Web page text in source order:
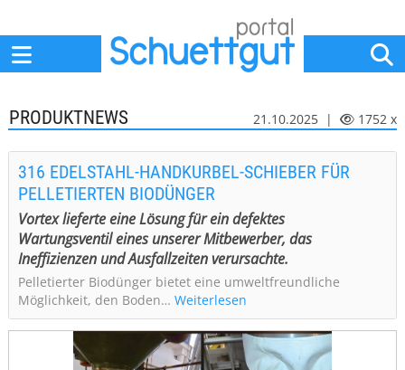
PRODUKTNEWS 21.10.2025 | 1752 x
316 EDELSTAHL-HANDKURBEL-SCHIEBER FÜR
PELLETIERTEN BIODÜNGER
Vortex lieferte eine Lösung für ein defektes
Wartungsventil eines unserer Mitbewerber, das
Ineffizienzen und Ausfallzeiten verursachte.
Pelletierter Biodünger bietet eine umweltfreundliche
Möglichkeit, den Boden… Weiterlesen